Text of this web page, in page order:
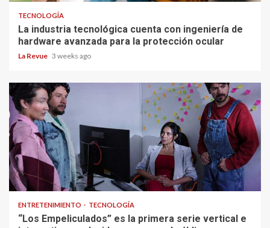
TECNOLOGÍA
La industria tecnológica cuenta con ingeniería de
hardware avanzada para la protección ocular
La Revue 3 weeks ago
ENTRETENIMIENTO TECNOLOGÍA
“Los Empeliculados” es la primera serie vertical e